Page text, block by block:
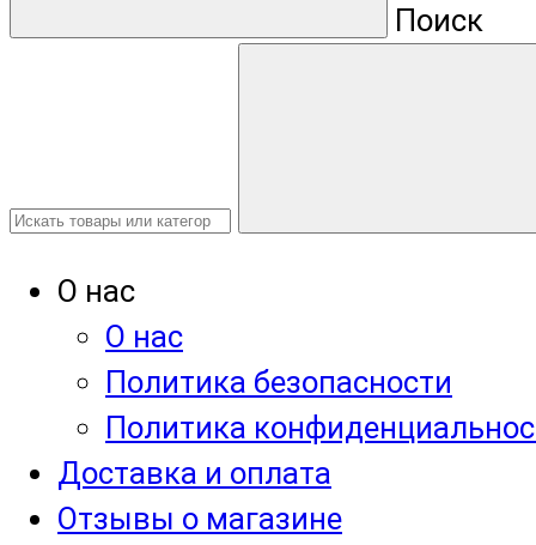
Поиск
О нас
О нас
Политика безопасности
Политика
Доставка и оплата
Отзывы о магазине